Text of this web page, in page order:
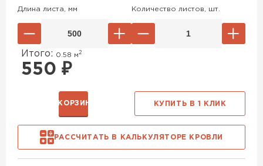
Длина листа, мм Количество листов, шт.
Итого: 0.58 м 2
550 ₽
РАССЧИТАТЬ В КАЛЬКУЛЯТОРЕ КРОВЛИ
В КОРЗИНУ КУПИТЬ В 1 КЛИК